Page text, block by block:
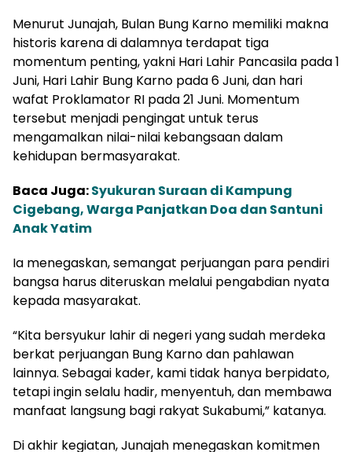
Menurut Junajah, Bulan Bung Karno memiliki makna
historis karena di dalamnya terdapat tiga
momentum penting, yakni Hari Lahir Pancasila pada 1
Juni, Hari Lahir Bung Karno pada 6 Juni, dan hari
wafat Proklamator RI pada 21 Juni. Momentum
tersebut menjadi pengingat untuk terus
mengamalkan nilai-nilai kebangsaan dalam
kehidupan bermasyarakat.
Baca Juga:Syukuran Suraan di Kampung
Cigebang, Warga Panjatkan Doa dan Santuni
Anak Yatim
Ia menegaskan, semangat perjuangan para pendiri
bangsa harus diteruskan melalui pengabdian nyata
kepada masyarakat.
“Kita bersyukur lahir di negeri yang sudah merdeka
berkat perjuangan Bung Karno dan pahlawan
lainnya. Sebagai kader, kami tidak hanya berpidato,
tetapi ingin selalu hadir, menyentuh, dan membawa
manfaat langsung bagi rakyat Sukabumi,” katanya.
Di akhir kegiatan, Junajah menegaskan komitmen